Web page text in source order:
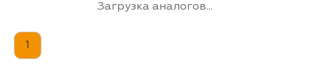
Загрузка аналогов...
1